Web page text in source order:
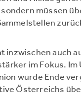
müssen
inzwischen auch
im Fokus.
wurde Ende
Österreichs